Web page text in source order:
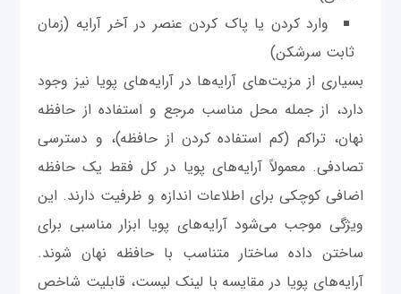
وارد کردن یا پاک کردن عنصر در آخر آرایه (زمان
ثابت سرشکن)
بسیاری از مزیت‌های آرایه‌ها در آرایه‌های پویا نیز وجود
دارد، از جمله محل مناسب مرجع و استفاده از حافظه
نهان، تراکم (کم استفاده کردن از حافظه)، و دسترسی
تصادفی. معمولاً آرایه‌های پویا در کل فقط یک حافظه
اضافی کوچکی برای اطلاعات اندازه و ظرفیت دارند. این
ویژگی موجب می‌شود آرایه‌های پویا ابزار مناسبی برای
ساختن داده ساختار متناسب با حافظه نهان شوند.
آرایه‌های پویا در مقایسه با لینک لیست، قابلیت شاخص